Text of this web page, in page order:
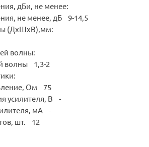
дБи, не менее:
не менее, дБ 9-14,5
(ДхШхВ),мм:
волны:
волны 1,3-2
Ом 75
усилителя, В -
мА -
шт. 12